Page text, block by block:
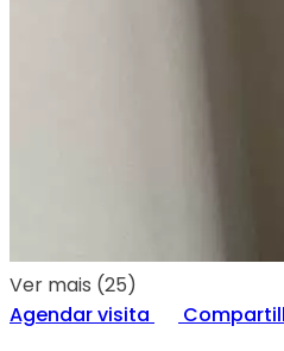
Ver mais (25)
Agendar visita